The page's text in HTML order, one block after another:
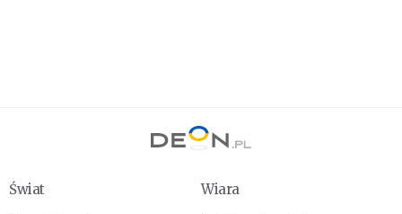
Świat
Wiara